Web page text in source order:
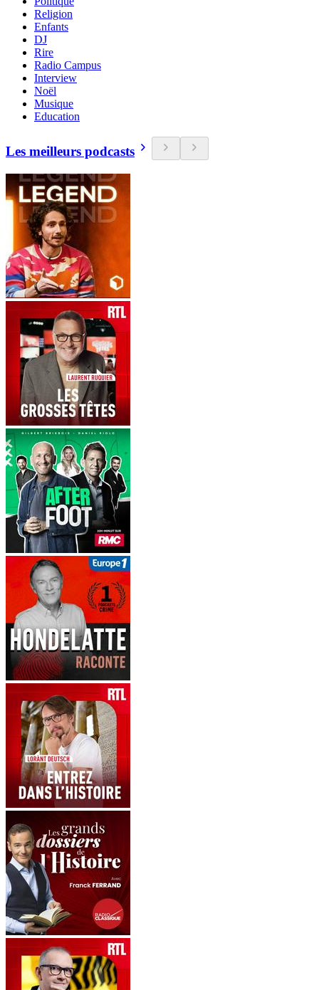
Religion
Enfants
DJ
Rire
Radio Campus
Interview
Noël
Musique
Education
Les meilleurs podcasts